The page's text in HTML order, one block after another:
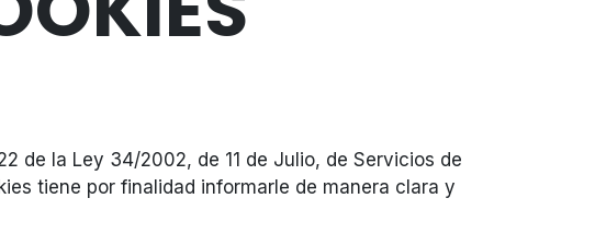
de la Ley 34/2002, de 11 de Julio, de Servicios de
tiene por finalidad informarle de manera clara y